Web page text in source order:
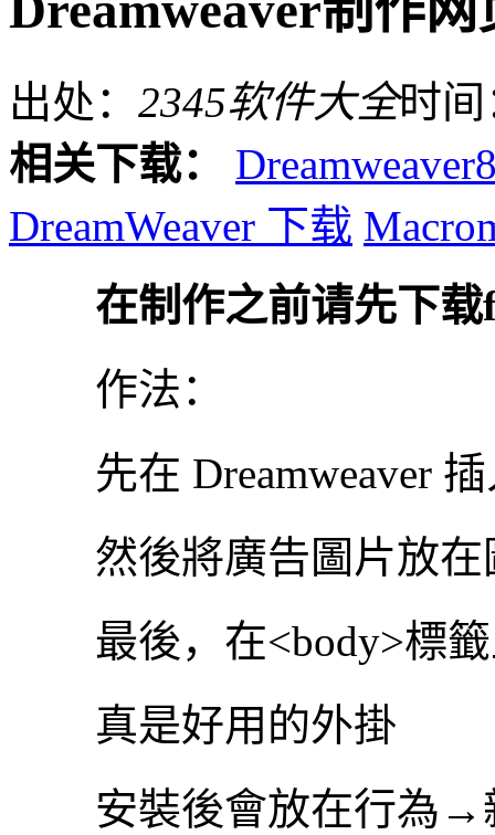
出处： 2345软件大全时间
相关下载：
DreamWeaver 下载
在制作之前请先下
作法：
先在 Dreamweaver 插
然後將廣告圖片放在
最後，在<body>標籤
真是好用的外掛
安裝後會放在行為→